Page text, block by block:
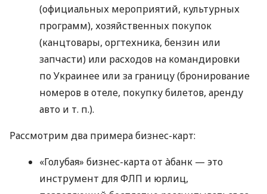
(официальных мероприятий, культурных
программ), хозяйственных покупок
(канцтовары, оргтехника, бензин или
запчасти) или расходов на командировки
по Украинее или за границу (бронирование
номеров в отеле, покупку билетов, аренду
авто и т. п.).
Рассмотрим два примера бизнес-карт:
«Голубая» бизнес-карта от àбанк — это
инструмент для ФЛП и юрлиц,